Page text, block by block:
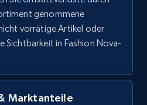
products by using
Description, Initial
Reviews count, and
genommene
vorrätige Artikel oder
Sichtbarkeit in Fashion Nova-
Marktanteile